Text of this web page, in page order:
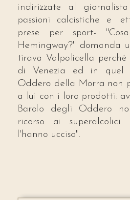
indirizzate al
passioni calcistiche e
prese per sport-
Hemingway?" domanda
tirava Valpolicella
di Venezia ed in quel
Oddero della Morra non
a lui con i loro prodotti:
Barolo degli Oddero
ricorso ai
l'hanno ucciso".